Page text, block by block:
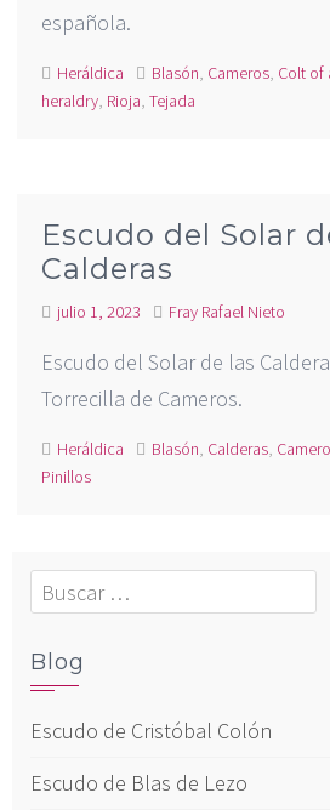
española.
Heráldica Blasón, Cameros, Colt of
heraldry, Rioja,Tejada
Escudo del Solar
Calderas
julio 1, 2023 Fray Rafael Nieto
Escudo del Solar de las
Torrecilla de Cameros.
Heráldica Blasón, Calderas,
Pinillos
Buscar:
Blog
Escudo de Cristóbal Colón
Escudo de Blas de Lezo